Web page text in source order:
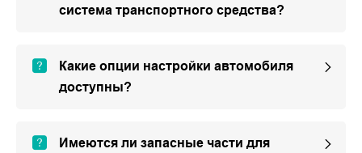
система транспортного средства?
Какие опции настройки автомобиля
доступны?
Имеются ли запасные части для